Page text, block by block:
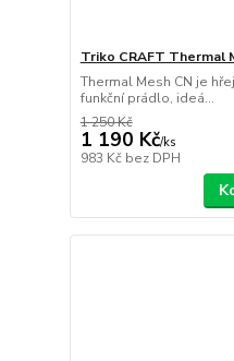
Triko CRAFT Thermal
Thermal Mesh CN je
funkční prádlo, ideá...
1 250 Kč
1 190 Kč/ks
983 Kč bez DPH